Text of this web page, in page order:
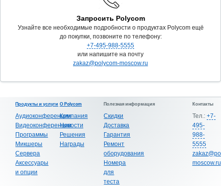
Запросить Polycom
Узнайте все необходимые подробности о продуктах Polycom ещё
до покупки, позвоните по телефону:
+7-495-988-5555
или напишите на почту
zakaz@polycom-moscow.ru
Продукты и услуги
Аудиоконференции
Видеоконференции
Программы
Микшеры
Сервера
Аксессуары
и опции
О Polycom
Компания
Новости
Решения
Награды
Полезная информация
Скидки
Доставка
Гарантия
Ремонт
оборудования
Номера
для
теста
Контакты
Тел.: +7-
495-
988-
5555
moscow.ru